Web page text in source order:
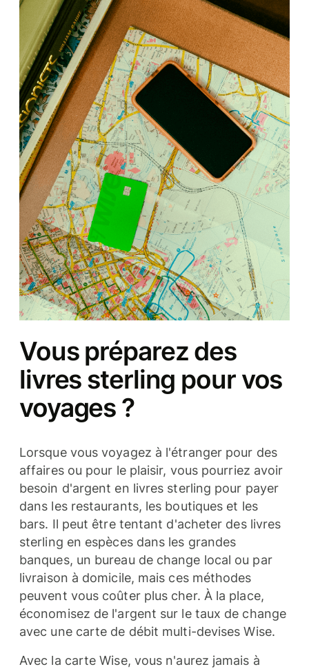
Vous préparez des
livres sterling pour vos
voyages ?
Lorsque vous voyagez à l'étranger pour des
affaires ou pour le plaisir, vous pourriez avoir
besoin d'argent en livres sterling pour payer
dans les restaurants, les boutiques et les
bars. Il peut être tentant d'acheter des livres
sterling en espèces dans les grandes
banques, un bureau de change local ou par
livraison à domicile, mais ces méthodes
peuvent vous coûter plus cher. À la place,
économisez de l'argent sur le taux de change
avec une carte de débit multi-devises Wise.
Avec la carte Wise, vous n'aurez jamais à